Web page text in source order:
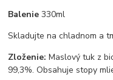
Balenie330ml
Skladujte na chladnom a
Zloženie: Maslový tuk z
99,3%. Obsahuje stopy